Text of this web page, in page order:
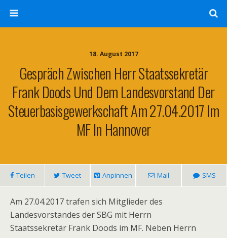
18. August 2017
Gespräch Zwischen Herr Staatssekretär
Frank Doods Und Dem Landesvorstand Der
Steuerbasisgewerkschaft Am 27.04.2017 Im
MF In Hannover
Teilen Tweet Anpinnen Mail SMS
Am 27.04.2017 trafen sich Mitglieder des
Landesvorstandes der SBG mit Herrn
Staatssekretär Frank Doods im MF. Neben Herrn